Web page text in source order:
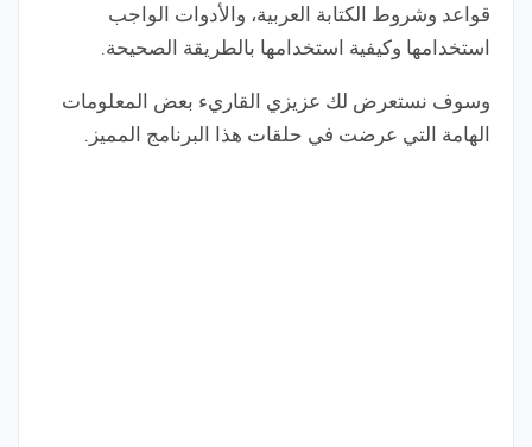
قواعد وشروط الكتابة العربية، والأدوات الواجب
استخدامها وكيفية استخدامها بالطريقة الصحيحة.
وسوف نستعرض لك عزيزي القاريء بعض المعلومات
الهامة التي عرضت في حلقات هذا البرنامج المميز.